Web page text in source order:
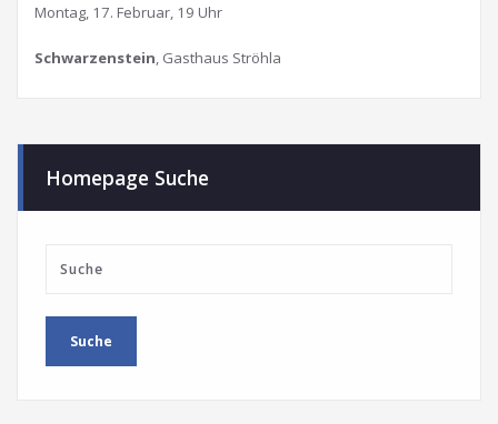
Montag, 17. Februar, 19 Uhr
Schwarzenstein, Gasthaus Ströhla
Homepage Suche